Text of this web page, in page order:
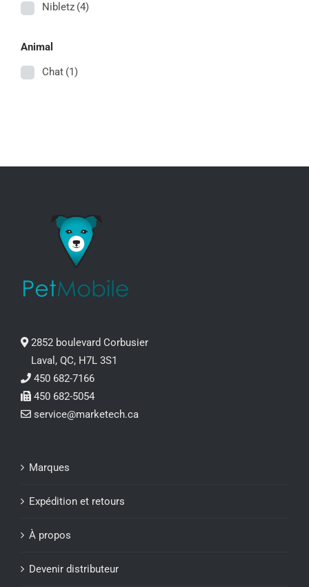
Nibletz (4)
Animal
Chat (1)
2852 boulevard Corbusier
Laval, QC, H7L 3S1
450 682-7166
450 682-5054
service@marketech.ca
Marques
Expédition et retours
À propos
Devenir distributeur